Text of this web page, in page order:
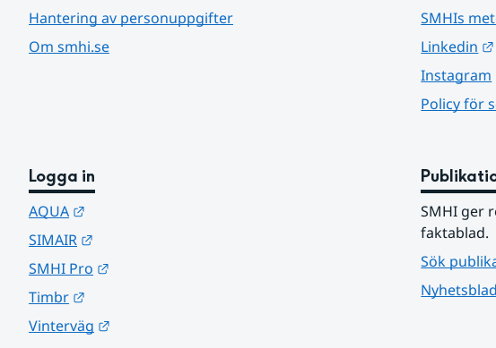
Hantering av personuppgifter
Om smhi.se
SMHIs
Linkedin
Instagram
Policy för
Logga in
AQUA
SIMAIR
SMHI Pro
Timbr
Vinterväg
SMHI ger
faktablad.
Sök